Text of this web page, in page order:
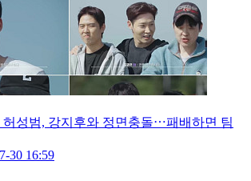
성범, 강지후와 정면충돌⋯패배하면 팀
30 16:59